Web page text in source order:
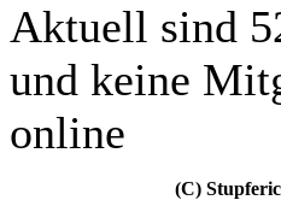
Aktuell sind
und keine
online
(C)